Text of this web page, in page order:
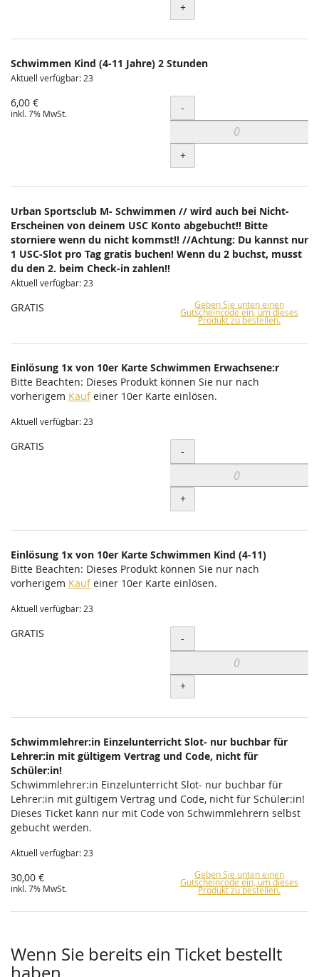
+
Schwimmen Kind (4-11 Jahre) 2 Stunden
Aktuell verfügbar: 23
6,00 €
inkl. 7% MwSt. Menge
-
+
Urban Sportsclub M- Schwimmen // wird auch bei Nicht-
Erscheinen von deinem USC Konto abgebucht!! Bitte
storniere wenn du nicht kommst!! //Achtung: Du kannst nur
1 USC-Slot pro Tag gratis buchen! Wenn du 2 buchst, musst
du den 2. beim Check-in zahlen!!
Aktuell verfügbar: 23
GRATIS Geben Sie unten einen
Gutscheincode ein, um dieses
Produkt zu bestellen.
Einlösung 1x von 10er Karte Schwimmen Erwachsene:r
Bitte Beachten: Dieses Produkt können Sie nur nach
vorherigem Kaufeiner 10er Karte einlösen.
Aktuell verfügbar: 23
GRATIS Menge
-
+
Einlösung 1x von 10er Karte Schwimmen Kind (4-11)
Bitte Beachten: Dieses Produkt können Sie nur nach
vorherigem Kaufeiner 10er Karte einlösen.
Aktuell verfügbar: 23
GRATIS Menge
-
+
Schwimmlehrer:in Einzelunterricht Slot- nur buchbar für
Lehrer:in mit gültigem Vertrag und Code, nicht für
Schüler:in!
Schwimmlehrer:in Einzelunterricht Slot- nur buchbar für
Lehrer:in mit gültigem Vertrag und Code, nicht für Schüler:in!
Dieses Ticket kann nur mit Code von Schwimmlehrern selbst
gebucht werden.
Aktuell verfügbar: 23
30,00 €
inkl. 7% MwSt.
Geben Sie unten einen
Gutscheincode ein, um dieses
Produkt zu bestellen.
Wenn Sie bereits ein Ticket bestellt